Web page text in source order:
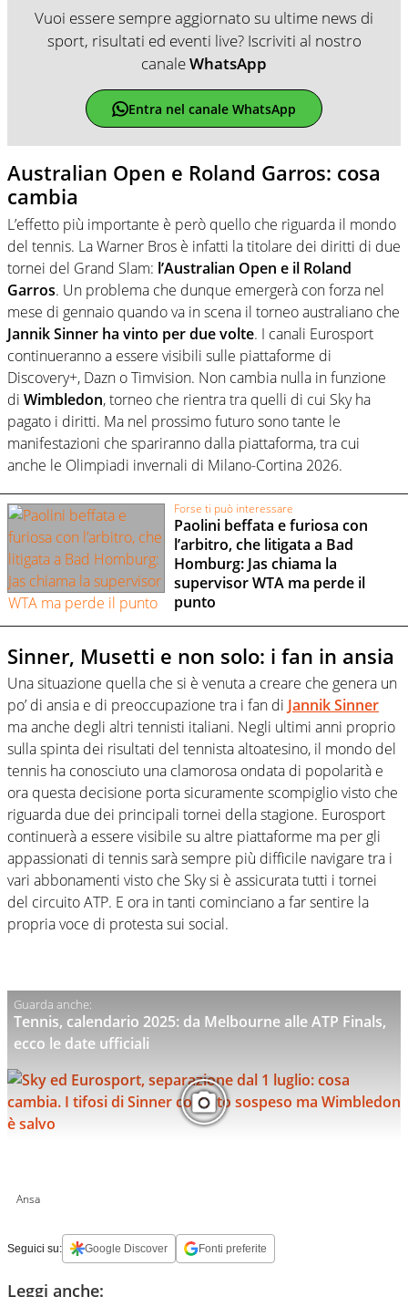
Vuoi essere sempre aggiornato su ultime news di
sport, risultati ed eventi live? Iscriviti al nostro
canaleWhatsApp
Entra nel canale WhatsApp
Australian Open e Roland Garros: cosa
cambia
L’effetto più importante è però quello che riguarda il mondo
del tennis. La Warner Bros è infatti la titolare dei diritti di due
tornei del Grand Slam: l’Australian Open e il Roland
Garros. Un problema che dunque emergerà con forza nel
mese di gennaio quando va in scena il torneo australiano che
Jannik Sinner ha vinto per due volte. I canali Eurosport
continueranno a essere visibili sulle piattaforme di
Discovery+, Dazn o Timvision. Non cambia nulla in funzione
di Wimbledon, torneo che rientra tra quelli di cui Sky ha
pagato i diritti. Ma nel prossimo futuro sono tante le
manifestazioni che spariranno dalla piattaforma, tra cui
anche le Olimpiadi invernali di Milano-Cortina 2026.
Forse ti può interessare
Paolini beffata e furiosa con
l’arbitro, che litigata a Bad
Homburg: Jas chiama la
supervisor WTA ma perde il
punto
Sinner, Musetti e non solo: i fan in ansia
Una situazione quella che si è venuta a creare che genera un
po’ di ansia e di preoccupazione tra i fan di Jannik Sinner
ma anche degli altri tennisti italiani. Negli ultimi anni proprio
sulla spinta dei risultati del tennista altoatesino, il mondo del
tennis ha conosciuto una clamorosa ondata di popolarità e
ora questa decisione porta sicuramente scompiglio visto che
riguarda due dei principali tornei della stagione. Eurosport
continuerà a essere visibile su altre piattaforme ma per gli
appassionati di tennis sarà sempre più difficile navigare tra i
vari abbonamenti visto che Sky si è assicurata tutti i tornei
del circuito ATP. E ora in tanti cominciano a far sentire la
propria voce di protesta sui social.
Tennis, calendario 2025: da Melbourne alle ATP Finals,
ecco le date ufficiali
Ansa
Seguici su: Google Discover Fonti preferite
Leggi anche: